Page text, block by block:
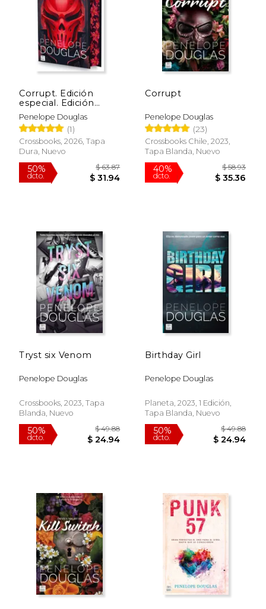
40%
dcto. $ 26.43
50%
dcto.
50%
dcto. $ 27.58
12%
dcto.
Corrupt. Edición
especial. Edición
especial con cantos
tintados
Penelope Douglas
(1)
Crossbooks, 2026, Tapa
Dura, Nuevo
Corrupt
Penelope Douglas
(23)
Crossbooks Chile, 2023,
Tapa Blanda, Nuevo
Tryst six Venom
Penelope Douglas
Crossbooks, 2023, Tapa
Blanda, Nuevo
Birthday Girl
Penelope Douglas
Planeta, 2023, 1 Edición,
Tapa Blanda, Nuevo